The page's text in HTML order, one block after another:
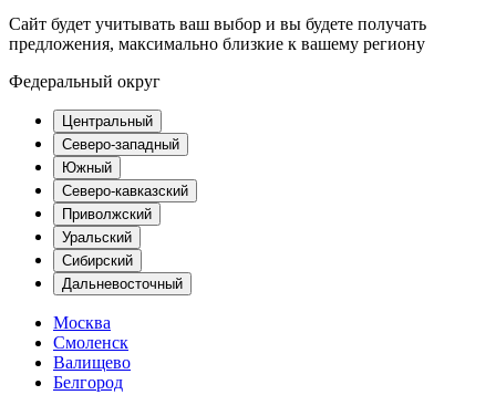
Сайт будет учитывать ваш выбор и вы будете получать
предложения, максимально близкие к вашему региону
Федеральный округ
Центральный
Северо-западный
Южный
Северо-кавказский
Приволжский
Уральский
Сибирский
Дальневосточный
Москва
Смоленск
Валищево
Белгород